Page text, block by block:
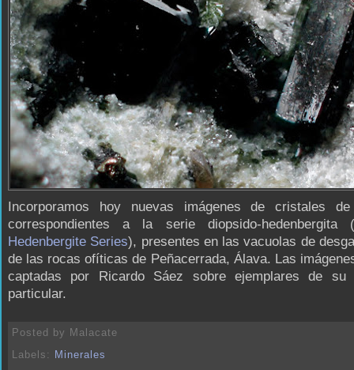
Incorporamos hoy nuevas imágenes de cristales de
correspondientes a la serie diopsido-hedenbergita (
Hedenbergite Series), presentes en las vacuolas de
de las rocas ofíticas de Peñacerrada, Álava. Las
captadas por Ricardo Sáez sobre ejemplares de su
particular.
Posted by Malacate
Labels:
Minerales